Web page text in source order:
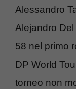
Alessandro
Alejandro
58 nel primo
DP World
torneo non